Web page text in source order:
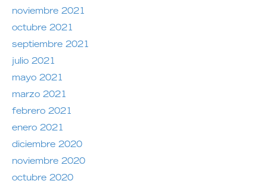
noviembre 2021
octubre 2021
septiembre 2021
julio 2021
mayo 2021
marzo 2021
febrero 2021
enero 2021
diciembre 2020
noviembre 2020
octubre 2020